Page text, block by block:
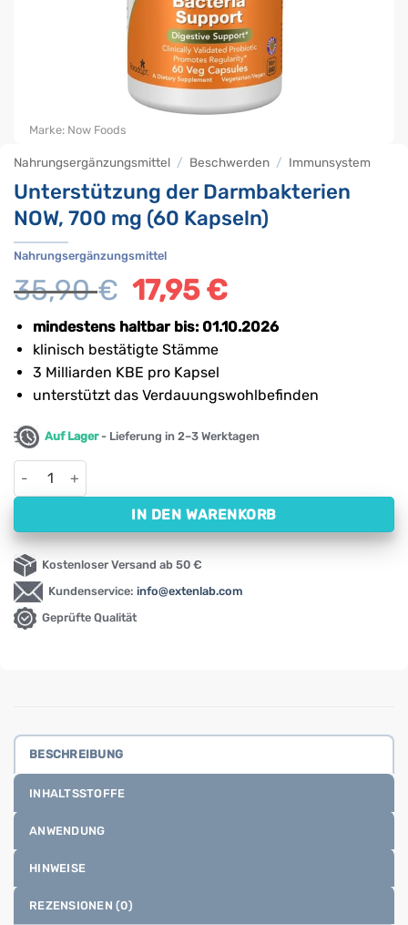
Nahrungsergänzungsmittel / Beschwerden / Immunsystem
Unterstützung der Darmbakterien
NOW, 700 mg (60 Kapseln)
Nahrungsergänzungsmittel
35,90€ Ursprünglicher
Preis
war:
35,90 €
17,95€Aktueller
ist:
mindestens haltbar bis: 01.10.2026
klinisch bestätigte Stämme
3 Milliarden KBE pro Kapsel
unterstützt das Verdauungswohlbefinden
Auf Lager- Lieferung in 2–3 Werktagen
Unterstützung der Darmbakterien NOW, 700 mg (60 Kapseln)
IN DEN WARENKORB
Kostenloser Versand ab 50 €
Kundenservice: info@extenlab.com
Geprüfte Qualität
Marke: Now Foods
BESCHREIBUNG
INHALTSSTOFFE
ANWENDUNG
HINWEISE
REZENSIONEN (0)